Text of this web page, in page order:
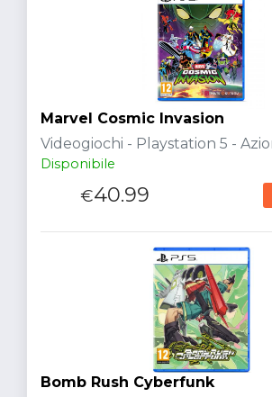
Marvel Cosmic Invasion
Videogiochi - Playstation 5 -
Disponibile
€40.99
Bomb Rush Cyberfunk